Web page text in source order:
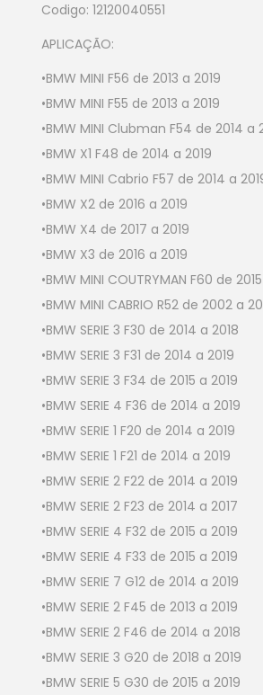
Codigo: 12120040551
APLICAÇÃO:
•BMW MINI F56 de 2013 a 2019
•BMW MINI F55 de 2013 a 2019
•BMW MINI Clubman F54 de 2014 a
•BMW X1 F48 de 2014 a 2019
•BMW MINI Cabrio F57 de 2014 a
•BMW X2 de 2016 a 2019
•BMW X4 de 2017 a 2019
•BMW X3 de 2016 a 2019
•BMW MINI COUTRYMAN F60 de
•BMW MINI CABRIO R52 de 2002 a
•BMW SERIE 3 F30 de 2014 a 2018
•BMW SERIE 3 F31 de 2014 a 2019
•BMW SERIE 3 F34 de 2015 a 2019
•BMW SERIE 4 F36 de 2014 a 2019
•BMW SERIE 1 F20 de 2014 a 2019
•BMW SERIE 1 F21 de 2014 a 2019
•BMW SERIE 2 F22 de 2014 a 2019
•BMW SERIE 2 F23 de 2014 a 2017
•BMW SERIE 4 F32 de 2015 a 2019
•BMW SERIE 4 F33 de 2015 a 2019
•BMW SERIE 7 G12 de 2014 a 2019
•BMW SERIE 2 F45 de 2013 a 2019
•BMW SERIE 2 F46 de 2014 a 2018
•BMW SERIE 3 G20 de 2018 a 2019
•BMW SERIE 5 G30 de 2015 a 2019